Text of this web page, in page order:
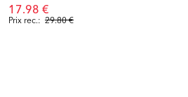
Prix rec.: 29.80 €
17.98 €